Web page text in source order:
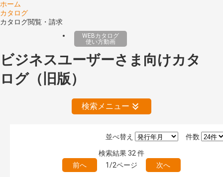
ホーム
カタログ
カタログ閲覧・請求
WEBカタログ
使い方動画
ビジネスユーザーさま向けカタ
ログ（旧版）
検索メニュー
旧版（WEBカタログ）
キーワード検索（あいまい）
件数
並べ替え
検索結果32 件
前へ
1/2ページ 次へ